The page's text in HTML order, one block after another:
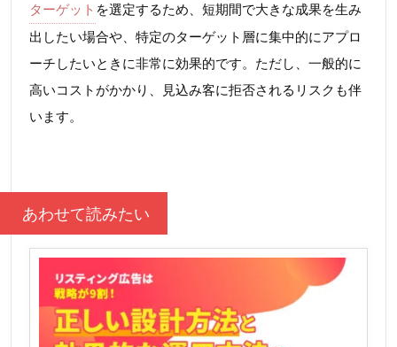
ターゲット を選定するため、短期間で大きな成果を生み
出したい場合や、特定のターゲット層に集中的にアプロ
ーチしたいときに非常に効果的です。ただし、一般的に
高いコストがかかり、見込み客に拒否されるリスクも伴
います。
あわせて読みたい